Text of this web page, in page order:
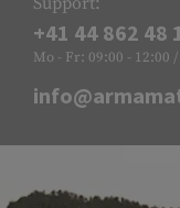
+41 44 862 48
Mo - Fr: 09:00 - 12:00